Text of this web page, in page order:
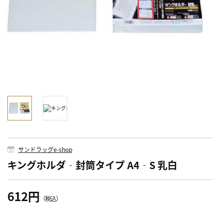
サンドラッグe-shop
キングホルダ‐封筒タイプ A4‐S 乳白
612円 （税込）